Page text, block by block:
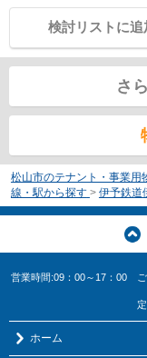
検討リストに追
さ
松山市のテナント・事業用
線・駅から探す > 伊予鉄道
営業時間:09：00～17：00
ホーム